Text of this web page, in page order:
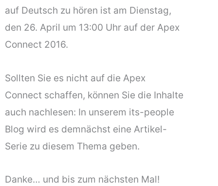
auf Deutsch zu hören ist am Dienstag,
den 26. April um 13:00 Uhr auf der Apex
Connect 2016.
Sollten Sie es nicht auf die Apex
Connect schaffen, können Sie die Inhalte
auch nachlesen: In unserem its-people
Blog wird es demnächst eine Artikel-
Serie zu diesem Thema geben.
Danke… und bis zum nächsten Mal!